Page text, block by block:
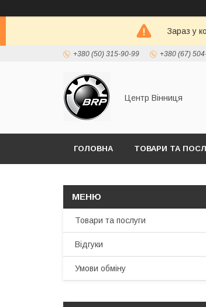
Зараз у
+380 (50) 315-90-99 +380 (67)
Центр Вінниця
ГОЛОВНА ТОВАРИ ТА
Товари та послуги
Відгуки
Умови обміну